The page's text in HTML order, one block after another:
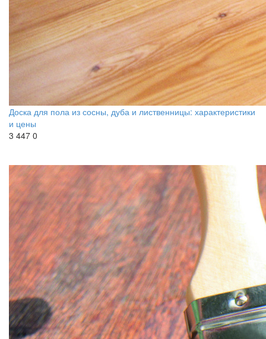
Доска для пола из сосны, дуба и лиственницы: характеристики
и цены
3 447 0